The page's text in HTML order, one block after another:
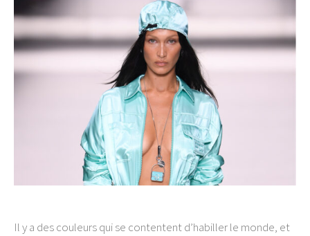
Il y a des couleurs qui se contentent d’habiller le monde, et